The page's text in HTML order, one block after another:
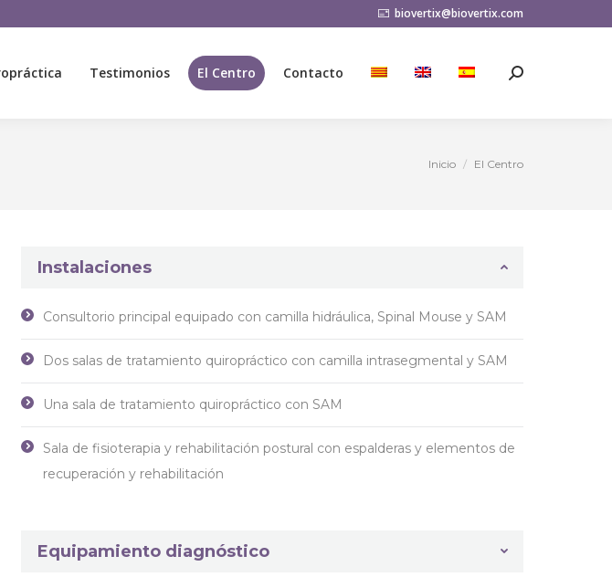
biovertix@biovertix.com
Testimonios El Centro Contacto Buscar:
Estás aquí:
Inicio El Centro
Instalaciones
Consultorio principal equipado con camilla hidráulica, Spinal Mouse y SAM
Dos salas de tratamiento quiropráctico con camilla intrasegmental y SAM
Una sala de tratamiento quiropráctico con SAM
Sala de fisioterapia y rehabilitación postural con espalderas y elementos de
recuperación y rehabilitación
Equipamiento diagnóstico
El Centro Buscar: